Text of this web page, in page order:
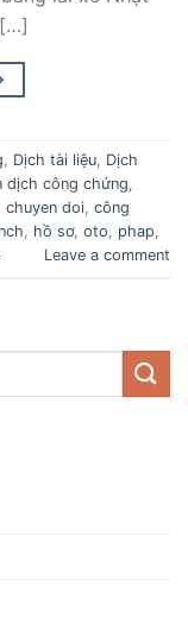
Dịch tài liệu Dịch
dịch công chứng
chuyen doi công
hồ sơ, oto phap
Leave a comment